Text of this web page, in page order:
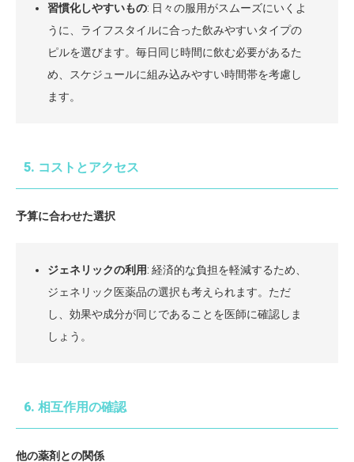
習慣化しやすいもの: 日々の服用がスムーズにいくよ
うに、ライフスタイルに合った飲みやすいタイプの
ピルを選びます。毎日同じ時間に飲む必要があるた
め、スケジュールに組み込みやすい時間帯を考慮し
ます。
5. コストとアクセス
予算に合わせた選択
ジェネリックの利用: 経済的な負担を軽減するため、
ジェネリック医薬品の選択も考えられます。ただ
し、効果や成分が同じであることを医師に確認しま
しょう。
6. 相互作用の確認
他の薬剤との関係